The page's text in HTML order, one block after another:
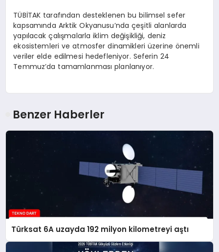
TÜBİTAK tarafından desteklenen bu bilimsel sefer
kapsamında Arktik Okyanusu’nda çeşitli alanlarda
yapılacak çalışmalarla iklim değişikliği, deniz
ekosistemleri ve atmosfer dinamikleri üzerine önemli
veriler elde edilmesi hedefleniyor. Seferin 24
Temmuz’da tamamlanması planlanıyor.
Benzer Haberler
Türksat 6A uzayda 192 milyon kilometreyi aştı